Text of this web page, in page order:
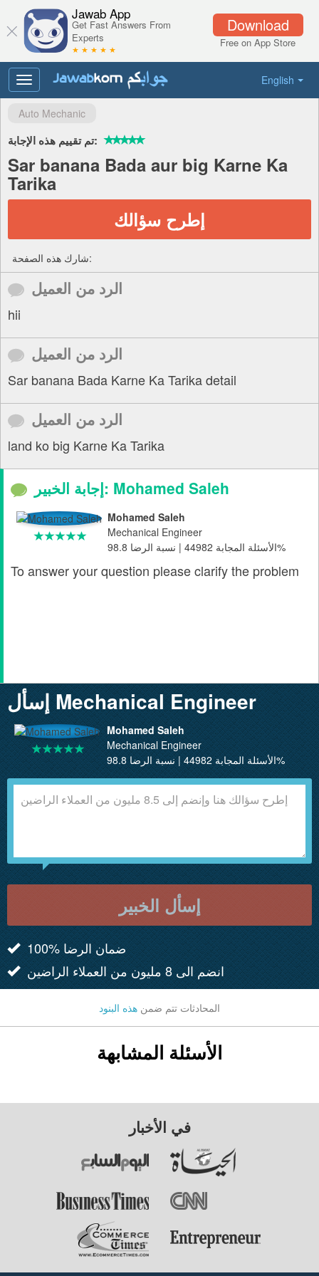
Download
Free on App Store
Jawab App
Get Fast Answers From
Experts
★ ★ ★ ★ ★
English
Toggle
navigation
Auto Mechanic
تم تقييم هذه الإجابة:
Sar banana Bada aur big Karne Ka
Tarika
إطرح سؤالك
شارك هذه الصفحة:
الرد من العميل
hii
الرد من العميل
Sar banana Bada Karne Ka Tarika detail
الرد من العميل
land ko big Karne Ka Tarika
إجابة الخبير: Mohamed Saleh
Mohamed Saleh
Mechanical Engineer
الأسئلة المجابة 44982 | نسبة الرضا 98.8%
To answer your question please clarify the problem
إسأل Mechanical Engineer
Mohamed Saleh
Mechanical Engineer
الأسئلة المجابة 44982 | نسبة الرضا 98.8%
إسأل الخبير
100% ضمان الرضا
انضم الى 8 مليون من العملاء الراضين
المحادثات تتم ضمن هذه البنود
الأسئلة المشابهة
في الأخبار